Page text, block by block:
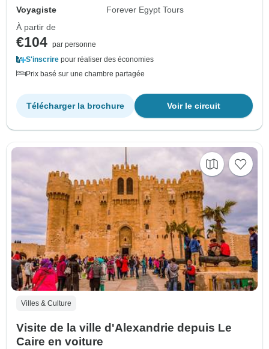
Voyagiste
Forever Egypt Tours
À partir de
€104 par personne
S'inscrire pour réaliser des économies
Prix basé sur une chambre partagée
Voir le circuit
Télécharger la brochure
Villes & Culture
Visite de la ville d'Alexandrie depuis Le
Caire en voiture